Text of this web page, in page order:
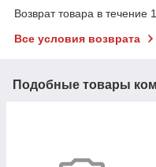
Возврат товара в течение
Все условия возврата
Подобные товары